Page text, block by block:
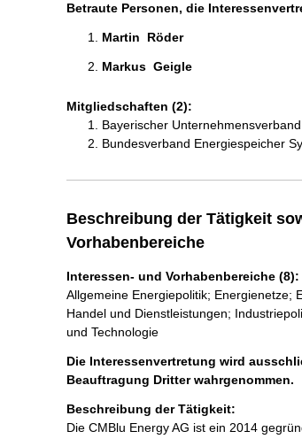
Betraute Personen, die
Martin  Röder
Markus  Geigle
Mitgliedschaften (2):
Bayerischer
Bundesverband Energiespeicher
Beschreibung der Tätigkeit
Vorhabenbereiche
Interessen- und Vorhabenbereiche (8):
Allgemeine Energiepolitik; Energienetze;
Handel und Dienstleistungen;
und Technologie
Die Interessenvertretung wird
Beauftragung Dritter wahrgenommen.
Beschreibung der Tätigkeit:
Die CMBlu Energy AG ist ein 2014